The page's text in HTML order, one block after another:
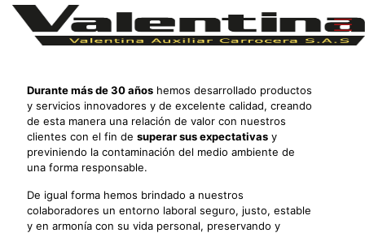
Durante más de 30 años hemos desarrollado productos
y servicios innovadores y de excelente calidad, creando
de esta manera una relación de valor con nuestros
clientes con el fin de superar sus expectativas y
previniendo la contaminación del medio ambiente de
una forma responsable.
De igual forma hemos brindado a nuestros
colaboradores un entorno laboral seguro, justo, estable
y en armonía con su vida personal, preservando y